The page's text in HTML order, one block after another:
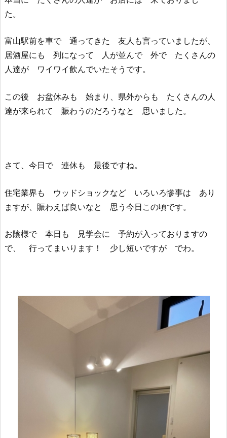
た。
富山駅前を車で 通ってきた 友人も言っていましたが、
居酒屋にも 列になって 人が並んで 外で たくさんの
人達が ワイワイ飲んでいたそうです。
この後 お盆休みも 始まり、県外からも たくさんの人
達が来られて 賑わうのだろうなと 思いました。
さて、今日で 連休も 最後ですね。
住宅業界も ウッドショックなど いろいろ惨事は あり
ますが、賑わえば良いなと 思う今日この頃です。
お陰様で 本日も 見学会に 予約が入っておりますの
で、 行ってまいります！ 少し短いですが でわ。